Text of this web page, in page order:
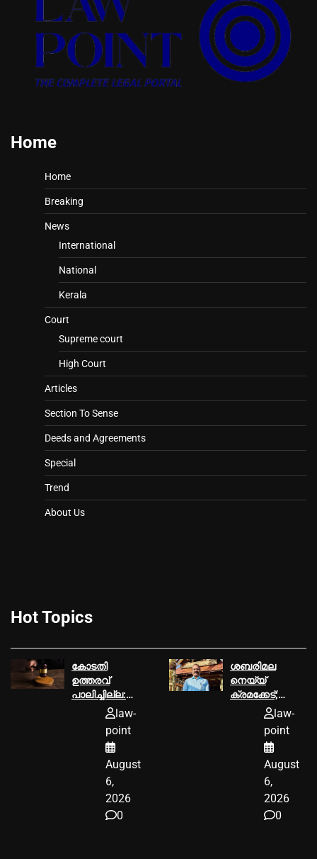
Home
Home
Breaking
News
International
National
Kerala
Court
Supreme court
High Court
Articles
Section To Sense
Deeds and Agreements
Special
Trend
About Us
Hot Topics
കോടതി
ഉത്തരവ്‌
പാലിച്ചില്ല:
മൂവാറ്റുപുഴ
രൂപയുടെ പിഴ
law-
point
August
6,
2026
0
ശബരിമല
നെയ്യ്
ക്രമക്കേട്;
പി.എസ്
പ്രതിയാകും
law-
point
August
6,
2026
0